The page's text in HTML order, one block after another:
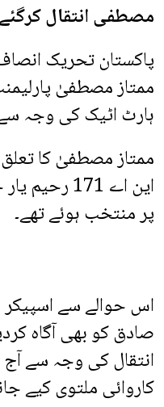
مصطفی انتقال
پاکستان تحریک
ممتاز مصطفیٰ
ہارٹ اٹیک کی وجہ
ممتاز مصطفیٰ کا
این اے
پر منتخب ہوئے تھے۔
اس حوالے سے اسپیکر
صادق کو بھی آگاہ
انتقال کی وجہ سے
کاروائی ملتوی کیے